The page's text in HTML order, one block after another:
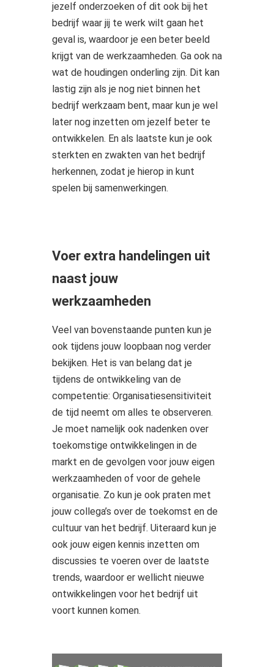
jezelf onderzoeken of dit ook bij het
bedrijf waar jij te werk wilt gaan het
geval is, waardoor je een beter beeld
krijgt van de werkzaamheden. Ga ook na
wat de houdingen onderling zijn. Dit kan
lastig zijn als je nog niet binnen het
bedrijf werkzaam bent, maar kun je wel
later nog inzetten om jezelf beter te
ontwikkelen. En als laatste kun je ook
sterkten en zwakten van het bedrijf
herkennen, zodat je hierop in kunt
spelen bij samenwerkingen.
Voer extra handelingen uit
naast jouw
werkzaamheden
Veel van bovenstaande punten kun je
ook tijdens jouw loopbaan nog verder
bekijken. Het is van belang dat je
tijdens de ontwikkeling van de
competentie: Organisatiesensitiviteit
de tijd neemt om alles te observeren.
Je moet namelijk ook nadenken over
toekomstige ontwikkelingen in de
markt en de gevolgen voor jouw eigen
werkzaamheden of voor de gehele
organisatie. Zo kun je ook praten met
jouw collega’s over de toekomst en de
cultuur van het bedrijf. Uiteraard kun je
ook jouw eigen kennis inzetten om
discussies te voeren over de laatste
trends, waardoor er wellicht nieuwe
ontwikkelingen voor het bedrijf uit
voort kunnen komen.